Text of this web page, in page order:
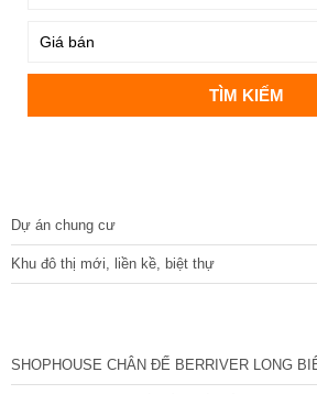
Dự án chung cư
Khu đô thị mới, liền kề, biệt thự
SHOPHOUSE CHÂN ĐẾ BERRIVER LONG